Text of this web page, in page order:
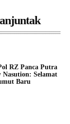
RZ Panca Putra
Selamat
Baru